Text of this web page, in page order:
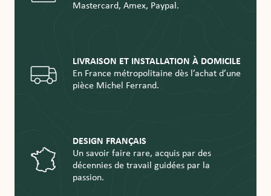
Mastercard, Amex, Paypal.
LIVRAISON ET INSTALLATION À DOMICILE
En France métropolitaine dès l’achat d’une
pièce Michel Ferrand.
DESIGN FRANÇAIS
Un savoir faire rare, acquis par des
décennies de travail guidées par la
passion.